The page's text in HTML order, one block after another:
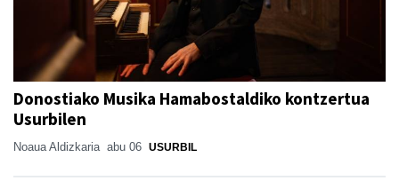
Donostiako Musika Hamabostaldiko kontzertua
Usurbilen
Noaua Aldizkaria abu 06 USURBIL